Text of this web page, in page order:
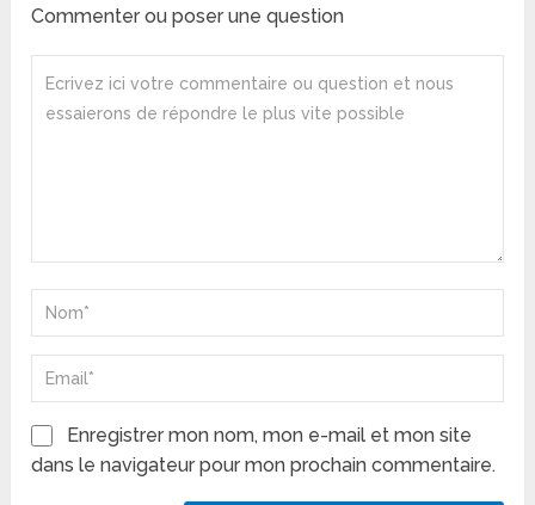
Commenter ou poser une question
Enregistrer mon nom, mon e-mail et mon site
dans le navigateur pour mon prochain commentaire.